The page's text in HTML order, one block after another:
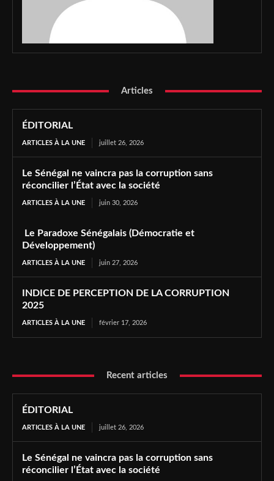
Articles
ÉDITORIAL
ARTICLES À LA UNE juillet 26, 2026
Le Sénégal ne vaincra pas la corruption sans
réconcilier l’État avec la société
ARTICLES À LA UNE juin 30, 2026
Le Paradoxe Sénégalais (Démocratie et
Développement)
ARTICLES À LA UNE juin 27, 2026
INDICE DE PERCEPTION DE LA CORRUPTION
2025
ARTICLES À LA UNE février 17, 2026
Recent articles
ÉDITORIAL
ARTICLES À LA UNE juillet 26, 2026
Le Sénégal ne vaincra pas la corruption sans
réconcilier l’État avec la société